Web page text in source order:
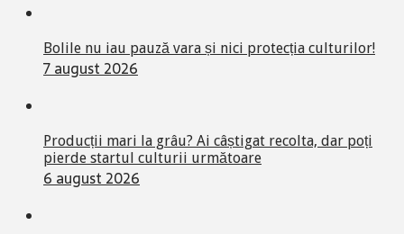
Bolile nu iau pauză vara și nici protecția culturilor!
7 august 2026
Producții mari la grâu? Ai câștigat recolta, dar poți
pierde startul culturii următoare
6 august 2026